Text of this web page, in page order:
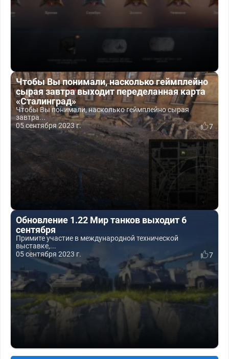
Чтобы Вы понимали, насколько геймплейно
сырая завтра выходит переделанная карта
«Сталинград»
Чтобы Вы понимали, насколько геймплейно сырая
завтра...
05 сентября 2023 г.
7
Обновление 1.22 Мир танков выходит 6
сентября
Примите участие в международной технической
выставке,...
05 сентября 2023 г.
7